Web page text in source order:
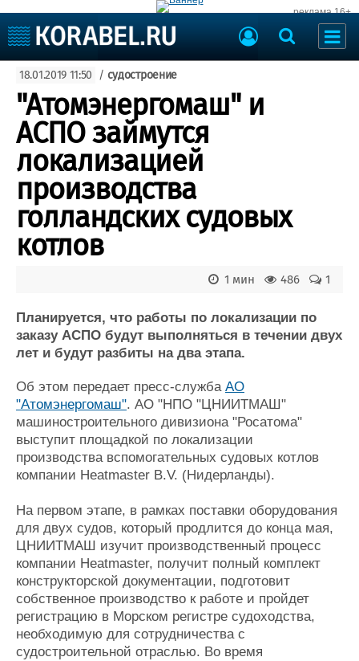
реклама 16+
Судоходство
Судоремонт
События
Пресс-релизы
Порты
ВМФ
Образование
Яхты и катера
Еще
Судостроение
Пульс
Репутация
Работа
Крюинг
Реклама
Торговая площадка
Продажа флота
Изделия
Материалы
Услуги
Конференции
Выставки и семинары
Личности
Флот
Галерея флота
Форум
Все службы
18.01.2019 11:50 / судостроение
"Атомэнергомаш" и
АСПО займутся
локализацией
производства
голландских судовых
котлов
1
486
1 мин
Планируется, что работы по локализации по
заказу АСПО будут выполняться в течении двух
лет и будут разбиты на два этапа.
Об этом передает пресс-служба АО
"Атомэнергомаш". АО "НПО "ЦНИИТМАШ"
машиностроительного дивизиона "Росатома"
выступит площадкой по локализации
производства вспомогательных судовых котлов
компании Heatmaster B.V. (Нидерланды).
На первом этапе, в рамках поставки оборудования
для двух судов, который продлится до конца мая,
ЦНИИТМАШ изучит производственный процесс
компании Heatmaster, получит полный комплект
конструкторской документации, подготовит
собственное производство к работе и пройдет
регистрацию в Морском регистре судоходства,
необходимую для сотрудничества с
судостроительной отраслью. Во время